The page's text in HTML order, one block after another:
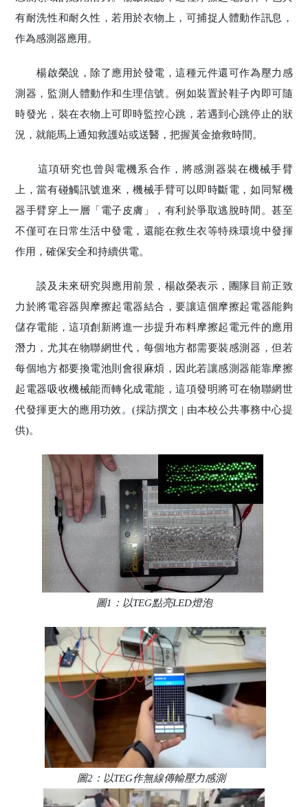
有耐洗性和耐久性，若用於衣物上，可捕捉人體動作訊息，
作為感測器應用。
楊啟榮說，除了應用於發電，這種元件還可作為壓力感
測器，監測人體動作和生理信號。例如裝置於鞋子內即可隨
時發光，裝在衣物上可即時監控心跳，若遇到心跳停止的狀
況，就能馬上通知救護站或送醫，把握黃金搶救時間。
這項研究也曾與電機系合作，將感測器裝在機械手臂
上，當有碰觸訊號進來，機械手臂可以即時斷電，如同幫機
器手臂穿上一層「電子皮膚」，有利於爭取逃脫時間。甚至
不僅可在日常生活中發電，還能在救生衣等特殊環境中發揮
作用，確保安全和持續供電。
談及未來研究與應用前景，楊啟榮表示，團隊目前正致
力於將電容器與摩擦起電器結合，要讓這個摩擦起電器能夠
儲存電能，這項創新將進一步提升布料摩擦起電元件的應用
潛力，尤其在物聯網世代，每個地方都需要裝感測器，但若
每個地方都要換電池則會很麻煩，因此若讓感測器能靠摩擦
起電器吸收機械能而轉化成電能，這項發明將可在物聯網世
代發揮更大的應用功效。(採訪撰文 | 由本校公共事務中心提
供)。
圖1：以TEG點亮LED燈泡
圖2：以TEG作無線傳輸壓力感測